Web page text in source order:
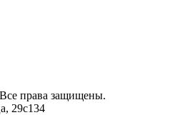
права защищены.
29с134